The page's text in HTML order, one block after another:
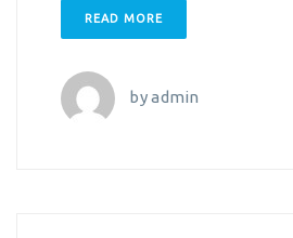
READ MORE
byadmin